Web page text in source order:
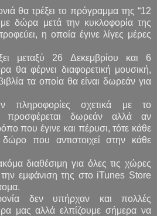
θα τρέξει το πρόγραμμα της “12
δώρα μετά την κυκλοφορία της
η οποία έγινε λίγες μέρες
μεταξύ 26 Δεκεμβρίου και 6
θα φέρνει διαφορετική μουσική,
τα οποία θα είναι δωρεάν για
πληροφορίες σχετικά με το
προσφέρεται δωρεάν αλλά αν
που έγινε και πέρυσι, τότε κάθε
που αντιστοιχεί στην κάθε
διαθέσιμη για όλες τις χώρες
εμφάνιση της στο iTunes Store
δεν υπήρχαν και πολλές
μας αλλά ελπίζουμε σήμερα να